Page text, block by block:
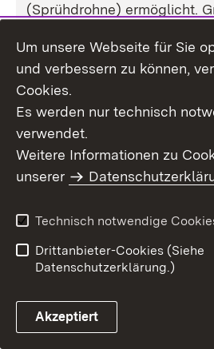
(Sprühdrohne) ermöglicht.
Tröpfchengröße eingestellt
angepasst werden kann. In
optischen Sensoren und
Schätzung von
die Wirkstoffe auf Grundlage
Pflanzenzustands
werden. Die zunächst
Wachstumsregulatoren im
Maisanbau.
Dienstleistung für Landwirte
(„spray-as-a-service“).
Um unsere Webseite für Sie
und verbessern zu können,
Cookies.
Es werden nur technisch
verwendet.
Weitere Informationen zu
unserer
Technisch notwendige
Drittanbieter-Cookies (Siehe
Datenschutzerklärung.)
Akzeptiert